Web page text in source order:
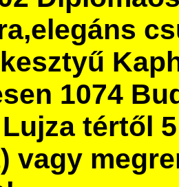
1074
tértől
vagy